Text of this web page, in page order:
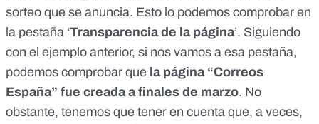
sorteo que se anuncia. Esto lo podemos comprobar en
la pestaña ‘Transparencia de la página’. Siguiendo
con el ejemplo anterior, si nos vamos a esa pestaña,
podemos comprobar que la página “Correos
España” fue creada a finales de marzo. No
obstante, tenemos que tener en cuenta que, a veces,